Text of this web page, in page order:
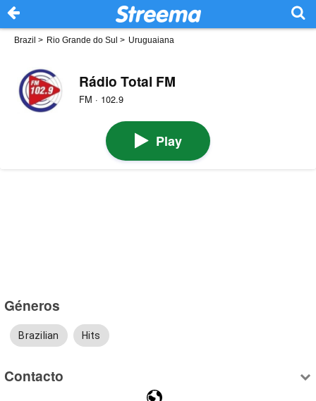
Brazil > Rio Grande do Sul > Uruguaiana
Rádio Total FM
FM · 102.9
Play
Géneros
Brazilian Hits
Contacto